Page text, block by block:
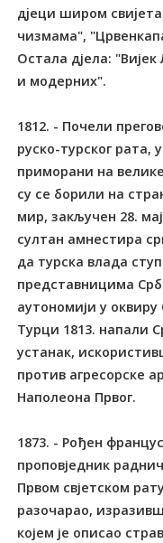
дjеци широм свиjета
чизмама",
Остала дјела:
и модерних".
1812. - Почели
руско-турског рата,
приморани на
су се борили на
мир, закључен 28.
султан амнестира
да турска влада
представницима
аутономији у
Турци 1813. напали
устанак,
против агресорске
Наполеона Првог.
1873. - Рођен
проповједник
Првом свјетском
разочарао,
којем је описао